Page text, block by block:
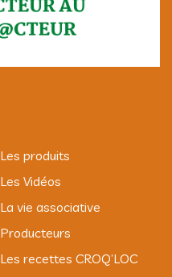
Les produits
Les Vidéos
La vie associative
Producteurs
Les recettes CROQ’LOC